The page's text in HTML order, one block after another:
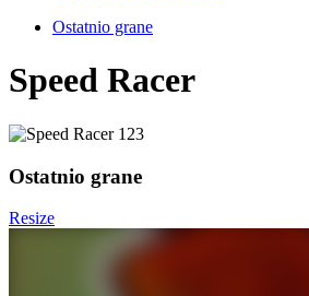
Ostatnio grane
Speed Racer
Ostatnio grane
Resize